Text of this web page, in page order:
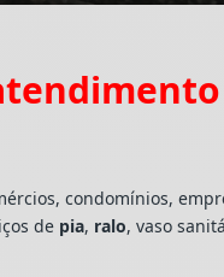
condomínios,
de pia, ralo, vaso